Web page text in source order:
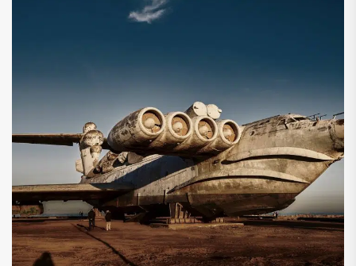
стратегический путь, соединяющий Восток и Запад.
Город служил крепостью, торговым узлом, религиозным